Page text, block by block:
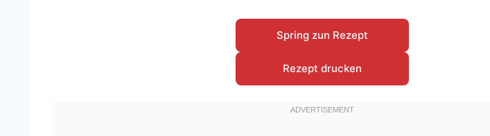
Spring zun Rezept
Rezept drucken